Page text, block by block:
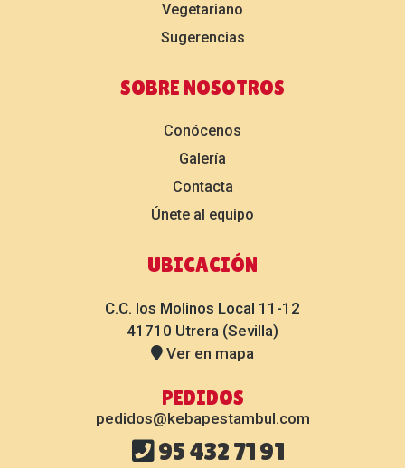
Vegetariano
Sugerencias
SOBRE NOSOTROS
Conócenos
Galería
Contacta
Únete al equipo
UBICACIÓN
C.C. los Molinos Local 11-12
41710 Utrera (Sevilla)
Ver en mapa
PEDIDOS
pedidos@kebapestambul.com
95 432 71 91